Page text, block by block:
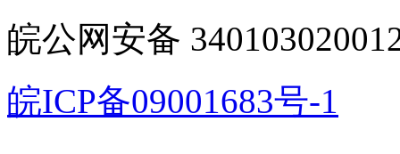
皖公网安备
皖ICP备09001683号-1